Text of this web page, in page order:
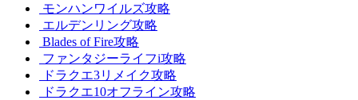
モンハンワイルズ攻略
エルデンリング攻略
Blades of Fire攻略
ファンタジーライフi攻略
ドラクエ3リメイク攻略
ドラクエ10オフライン攻略